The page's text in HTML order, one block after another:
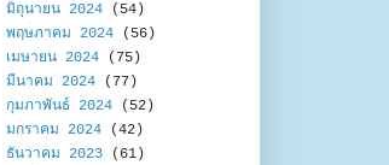
มิถุนายน 2024 (54)
พฤษภาคม 2024 (56)
เมษายน 2024 (75)
มีนาคม 2024 (77)
กุมภาพันธ์ 2024 (52)
มกราคม 2024 (42)
ธันวาคม 2023 (61)